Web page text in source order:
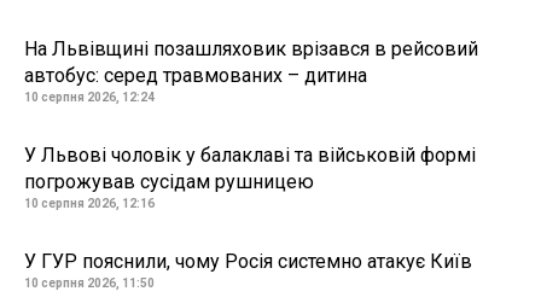
На Львівщині позашляховик врізався в рейсовий
автобус: серед травмованих – дитина
10 серпня 2026, 12:24
У Львові чоловік у балаклаві та військовій формі
погрожував сусідам рушницею
10 серпня 2026, 12:16
У ГУР пояснили, чому Росія системно атакує Київ
10 серпня 2026, 11:50